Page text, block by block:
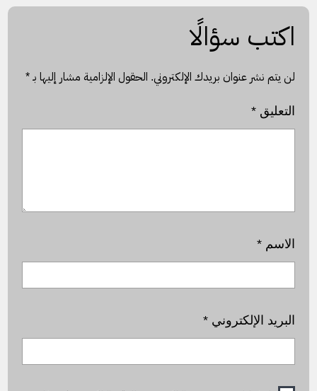
اكتب سؤالًا
لن يتم نشر عنوان بريدك الإلكتروني. الحقول الإلزامية مشار إليها بـ*
التعليق*
الاسم*
البريد الإلكتروني*